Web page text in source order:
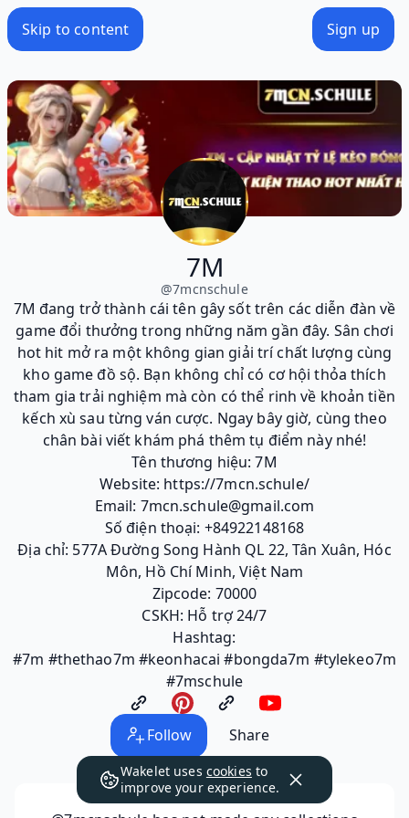
Skip to content Sign up
7M
@7mcnschule
7M đang trở thành cái tên gây sốt trên các diễn đàn về
game đổi thưởng trong những năm gần đây. Sân chơi
hot hit mở ra một không gian giải trí chất lượng cùng
kho game đồ sộ. Bạn không chỉ có cơ hội thỏa thích
tham gia trải nghiệm mà còn có thể rinh về khoản tiền
kếch xù sau từng ván cược. Ngay bây giờ, cùng theo
chân bài viết khám phá thêm tụ điểm này nhé!
Tên thương hiệu: 7M
Website: https://7mcn.schule/
Email: 7mcn.schule@gmail.com
Số điện thoại: +84922148168
Địa chỉ: 577A Đường Song Hành QL 22, Tân Xuân, Hóc
Môn, Hồ Chí Minh, Việt Nam
Zipcode: 70000
CSKH: Hỗ trợ 24/7
Hashtag:
#7m #thethao7m #keonhacai #bongda7m #tylekeo7m
#7mschule
Follow Share
Wakelet uses cookies to
improve your experience.